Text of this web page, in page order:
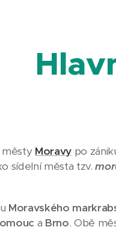
městy Moravy po
sídelní města tzv.
Moravského
a Brno. Obě